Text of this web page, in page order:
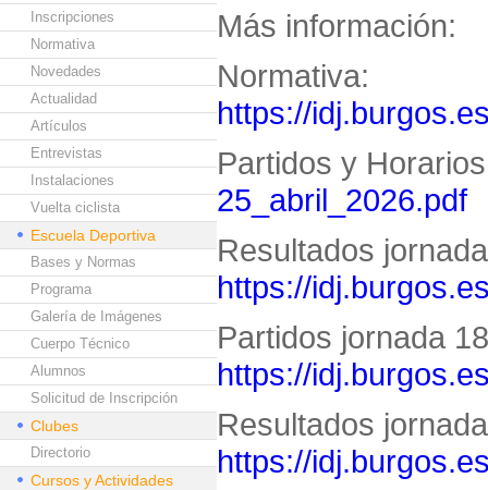
Inscripciones
Normativa
Novedades
Actualidad
Artículos
Entrevistas
Instalaciones
Vuelta ciclista
Escuela Deportiva
Bases y Normas
Programa
Galería de Imágenes
Cuerpo Técnico
Alumnos
Solicitud de Inscripción
Clubes
Directorio
Cursos y Actividades
Más información:
Normativa:
https://
Partidos y
25_abril_2026.pdf
Resultados
https://
Partidos jornada
https://
Resultados
https://